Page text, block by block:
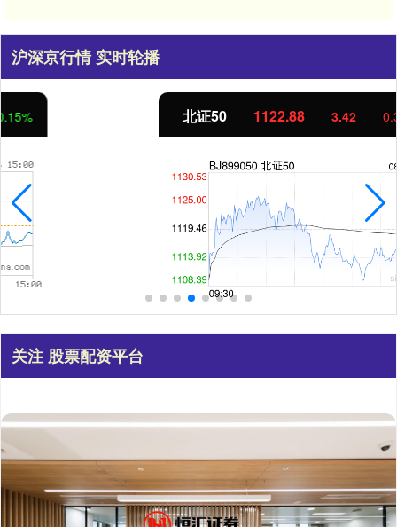
沪深京行情 实时轮播
1122.88 0.30%
关注 股票配资平台